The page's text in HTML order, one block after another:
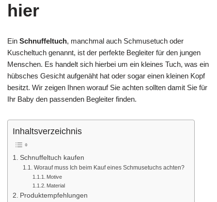
hier
Ein Schnuffeltuch, manchmal auch Schmusetuch oder
Kuscheltuch genannt, ist der perfekte Begleiter für den jungen
Menschen. Es handelt sich hierbei um ein kleines Tuch, was ein
hübsches Gesicht aufgenäht hat oder sogar einen kleinen Kopf
besitzt. Wir zeigen Ihnen worauf Sie achten sollten damit Sie für
Ihr Baby den passenden Begleiter finden.
Inhaltsverzeichnis
Schnuffeltuch kaufen
Worauf muss Ich beim Kauf eines Schmusetuchs achten?
Motive
Material
Produktempfehlungen